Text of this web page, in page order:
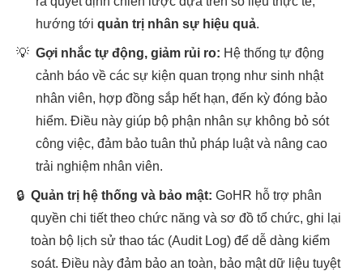
hướng tới quản trị nhân sự hiệu quả.
💡 Gợi nhắc tự động, giảm rủi ro: Hệ thống tự động
cảnh báo về các sự kiện quan trọng như sinh nhật
nhân viên, hợp đồng sắp hết hạn, đến kỳ đóng bảo
hiểm. Điều này giúp bộ phận nhân sự không bỏ sót
công việc, đảm bảo tuân thủ pháp luật và nâng cao
trải nghiệm nhân viên.
🔒 Quản trị hệ thống và bảo mật: GoHR hỗ trợ phân
quyền chi tiết theo chức năng và sơ đồ tổ chức, ghi lại
toàn bộ lịch sử thao tác (Audit Log) để dễ dàng kiểm
soát. Điều này đảm bảo an toàn, bảo mật dữ liệu tuyệt